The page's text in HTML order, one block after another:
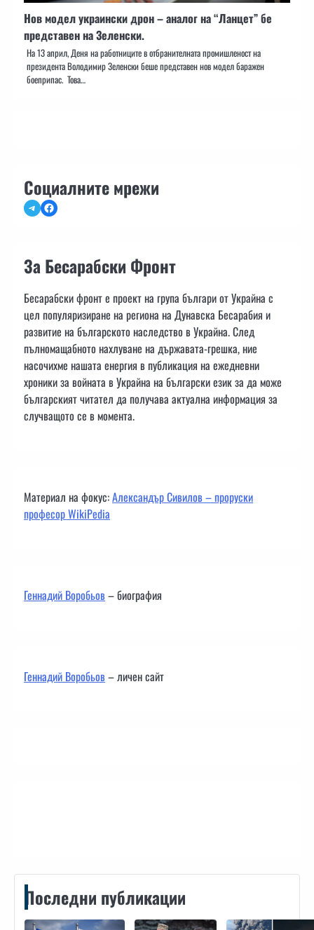
Нов модел украински дрон – аналог на “Ланцет” бе
представен на Зеленски.
На 13 април, Деня на работниците в отбранителната промишленост на
президента Володимир Зеленски беше представен нов модел баражен
боеприпас. Това…
Социалните мрежи
TelegramFacebook
За Бесарабски Фронт
Бесарабски фронт е проект на група българи от Украйна с
цел популяризиране на региона на Дунавска Бесарабия и
развитие на българското наследство в Украйна. След
пълномащабното нахлуване на държавата-грешка, ние
насочихме нашата енергия в публикация на ежедневни
хроники за войната в Украйна на български език за да може
българският читател да получава актуална информация за
случващото се в момента.
Материал на фокус:Александър Сивилов – проруски
професор WikiPedia
Геннадий Воробьов– биография
Геннадий Воробьов– личен сайт
Последни публикации